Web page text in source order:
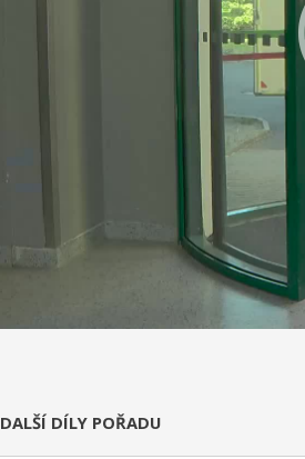
DALŠÍ DÍLY POŘADU